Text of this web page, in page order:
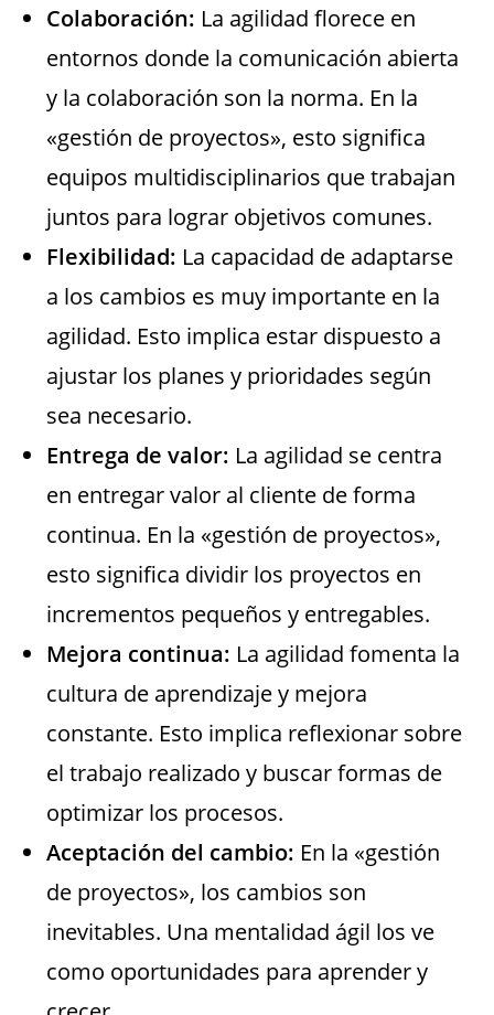
Colaboración: La agilidad florece en
entornos donde la comunicación abierta
y la colaboración son la norma. En la
«gestión de proyectos», esto significa
equipos multidisciplinarios que trabajan
juntos para lograr objetivos comunes.
Flexibilidad: La capacidad de adaptarse
a los cambios es muy importante en la
agilidad. Esto implica estar dispuesto a
ajustar los planes y prioridades según
sea necesario.
Entrega de valor: La agilidad se centra
en entregar valor al cliente de forma
continua. En la «gestión de proyectos»,
esto significa dividir los proyectos en
incrementos pequeños y entregables.
Mejora continua: La agilidad fomenta la
cultura de aprendizaje y mejora
constante. Esto implica reflexionar sobre
el trabajo realizado y buscar formas de
optimizar los procesos.
Aceptación del cambio: En la «gestión
de proyectos», los cambios son
inevitables. Una mentalidad ágil los ve
como oportunidades para aprender y